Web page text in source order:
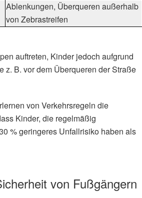
Ablenkungen, Überqueren außerhalb
von Zebrastreifen
auftreten, Kinder jedoch aufgrund
z. B. vor dem Überqueren der Straße
von Verkehrsregeln die
Kinder, die regelmäßig
% geringeres Unfallrisiko haben als
von Fußgängern